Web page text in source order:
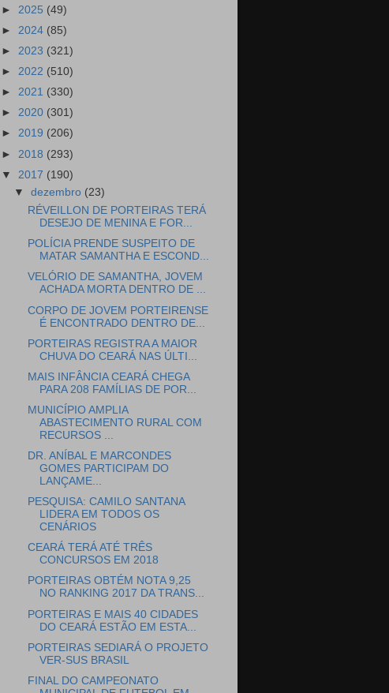
► 2025 (49)
► 2024 (85)
► 2023 (321)
► 2022 (510)
► 2021 (330)
► 2020 (301)
► 2019 (206)
► 2018 (293)
▼ 2017 (190)
▼dezembro (23)
RÉVEILLON DE PORTEIRAS TERÁ
DESEJO DE MENINA E FOR...
POLÍCIA PRENDE SUSPEITO DE
MATAR SAMANTHA E ESCOND...
VELÓRIO DE SAMANTHA, JOVEM
ACHADA MORTA DENTRO DE ...
CORPO DE JOVEM PORTEIRENSE
É ENCONTRADO DENTRO DE...
PORTEIRAS REGISTRA A MAIOR
CHUVA DO CEARÁ NAS ÚLTI...
MAIS INFÂNCIA CEARÁ CHEGA
PARA 208 FAMÍLIAS DE POR...
MUNICÍPIO AMPLIA
ABASTECIMENTO RURAL COM
RECURSOS ...
DR. ANÍBAL E MARCONDES
GOMES PARTICIPAM DO
LANÇAME...
PESQUISA: CAMILO SANTANA
LIDERA EM TODOS OS
CENÁRIOS
CEARÁ TERÁ ATÉ TRÊS
CONCURSOS EM 2018
PORTEIRAS OBTÉM NOTA 9,25
NO RANKING 2017 DA TRANS...
PORTEIRAS E MAIS 40 CIDADES
DO CEARÁ ESTÃO EM ESTA...
PORTEIRAS SEDIARÁ O PROJETO
VER-SUS BRASIL
FINAL DO CAMPEONATO